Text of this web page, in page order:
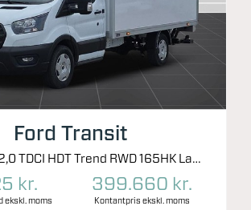
Ford Transit
350 L3H1 2,0 TDCI HDT Trend RWD 165HK Ladv./Chas. 10g Aut.
kr.
ekskl. moms
399.660 kr.
Kontantpris ekskl. moms